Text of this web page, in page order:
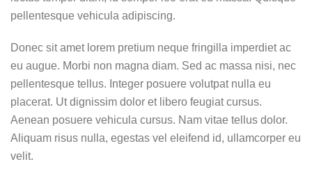
pellentesque vehicula adipiscing.
Donec sit amet lorem pretium neque fringilla imperdiet ac
eu augue. Morbi non magna diam. Sed ac massa nisi, nec
pellentesque tellus. Integer posuere volutpat nulla eu
placerat. Ut dignissim dolor et libero feugiat cursus.
Aenean posuere vehicula cursus. Nam vitae tellus dolor.
Aliquam risus nulla, egestas vel eleifend id, ullamcorper eu
velit.